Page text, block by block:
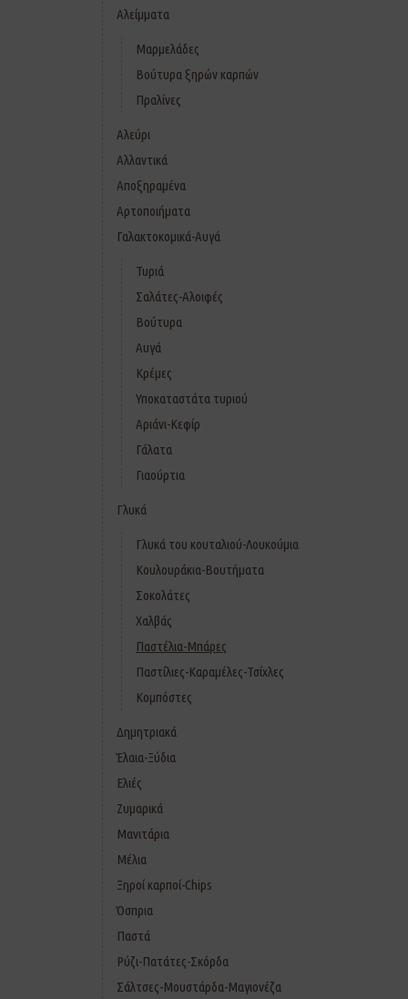
Αλείμματα
Μαρμελάδες
Βούτυρα ξηρών καρπών
Πραλίνες
Αλεύρι
Αλλαντικά
Αποξηραμένα
Αρτοποιήματα
Γαλακτοκομικά-Αυγά
Τυριά
Σαλάτες-Αλοιφές
Βούτυρα
Αυγά
Κρέμες
Υποκαταστάτα τυριού
Αριάνι-Κεφίρ
Γάλατα
Γιαούρτια
Γλυκά
Γλυκά του κουταλιού-Λουκούμια
Κουλουράκια-Βουτήματα
Σοκολάτες
Χαλβάς
Παστέλια-Μπάρες
Παστίλιες-Καραμέλες-Τσίχλες
Κομπόστες
Δημητριακά
Έλαια-Ξύδια
Ελιές
Ζυμαρικά
Μανιτάρια
Μέλια
Ξηροί καρποί-Chips
Όσπρια
Παστά
Ρύζι-Πατάτες-Σκόρδα
Σάλτσες-Μουστάρδα-Μαγιονέζα